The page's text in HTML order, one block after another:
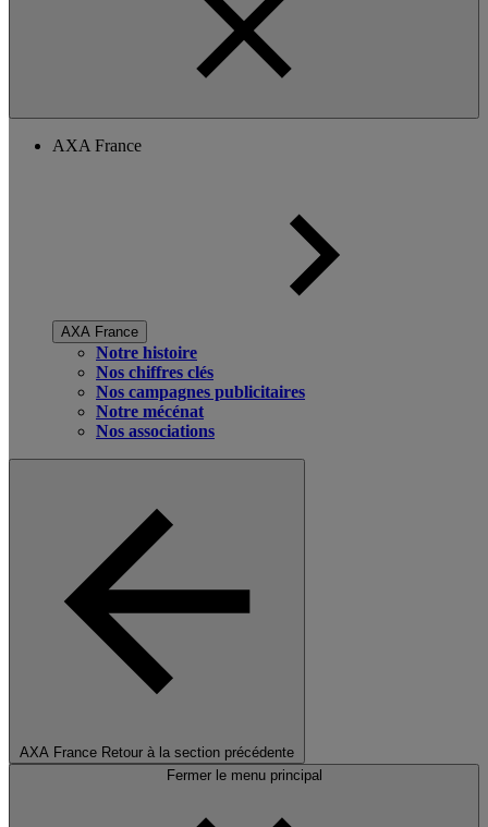
AXA France
AXA France
Notre histoire
Nos chiffres clés
Nos campagnes publicitaires
Notre mécénat
Nos associations
AXA France Retour à la section précédente
Fermer le menu principal